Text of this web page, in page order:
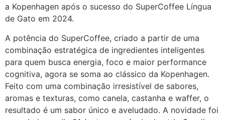
a Kopenhagen após o sucesso do SuperCoffee Língua
de Gato em 2024.
A potência do SuperCoffee, criado a partir de uma
combinação estratégica de ingredientes inteligentes
para quem busca energia, foco e maior performance
cognitiva, agora se soma ao clássico da Kopenhagen.
Feito com uma combinação irresistível de sabores,
aromas e texturas, como canela, castanha e waffer, o
resultado é um sabor único e aveludado. A novidade foi